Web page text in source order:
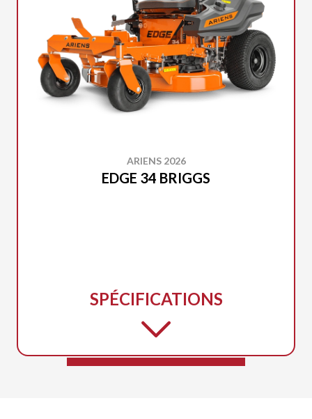
ARIENS 2026
EDGE 34 BRIGGS
SPÉCIFICATIONS